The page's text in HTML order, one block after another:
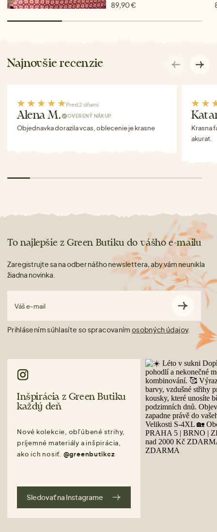
89,90 €
Najnovšie recenzie
Pred 2 dňami
Alena M. OVERENÝ NÁKUP
Objednavka dorazila vcas, oblecenie je krasne
Krasna
akurat.
To najlepšie z Green Butiku do vášho e-mailu
Zaregistrujte sa na odber nášho newslettera, aby vám neunikla
žiadna novinka.
Váš e-mail
Prihlásením súhlasíte so spracovaním osobných údajov.
Inšpirácia z Green Butiku
každý deň
Nové kolekcie, obľúbené strihy,
príjemné materiály a inšpirácia,
ako ich nosiť. @greenbutikcz
Sledovať na Instagrame